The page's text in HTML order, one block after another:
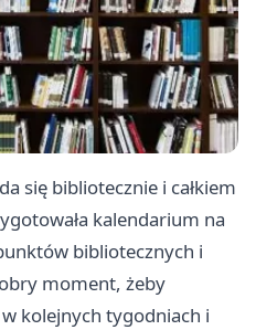
się bibliotecznie i całkiem
kalendarium na
bibliotecznych i
moment, żeby
kolejnych tygodniach i